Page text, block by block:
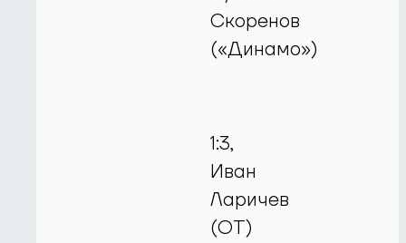
Скоренов
(«Динамо»)
1:3,
Иван
Ларичев
(ОТ)